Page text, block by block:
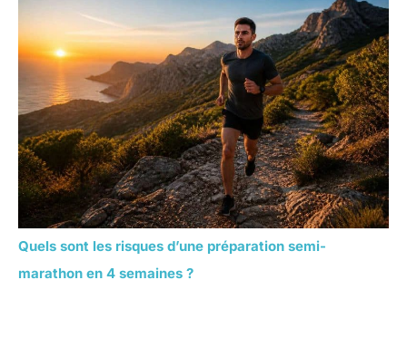
Quels sont les risques d’une préparation semi-
marathon en 4 semaines ?